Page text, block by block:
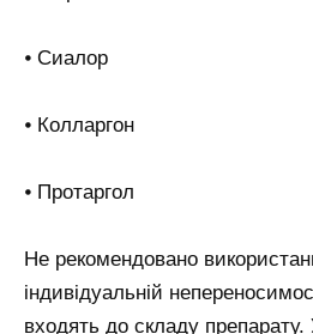
⦁ Сиалор
⦁ Колларгон
⦁ Протаргол
Не рекомендовано
індивідуальній
входять до складу препарату.